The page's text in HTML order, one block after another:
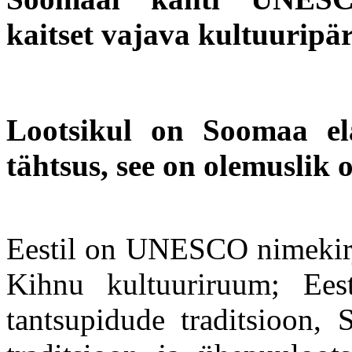
kaitset vajava
Lootsikul on Soomaa
tähtsus, see on olemuslik
Eestil on UNESCO
Kihnu kultuuriruum;
tantsupidude traditsioon,